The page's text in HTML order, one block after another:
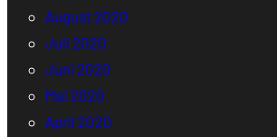
August 2020
Juli 2020
Juni 2020
Mai 2020
April 2020